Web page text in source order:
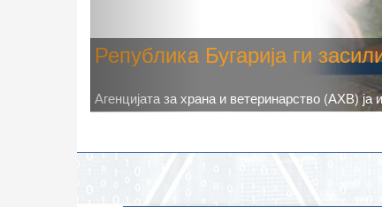
Високите температури
животните
Новото најавено зголемување на дневните
степени, ги зголемува ризиците од појава на